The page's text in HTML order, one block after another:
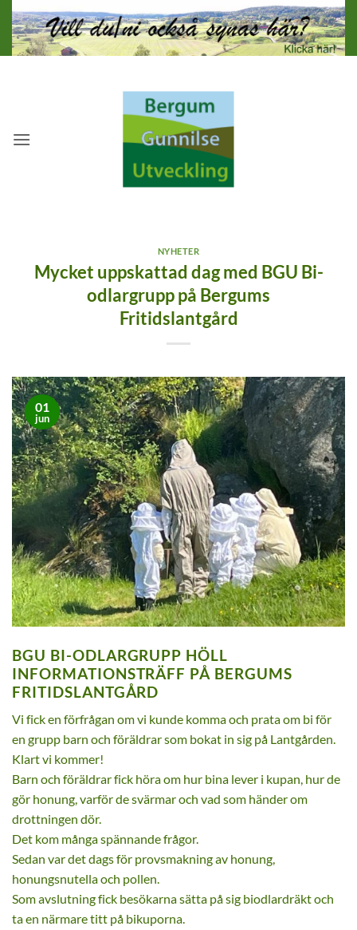
Skip
content
NYHETER
Mycket uppskattad dag med BGU Bi-
odlargrupp på Bergums
Fritidslantgård
01
jun
BGU BI-ODLARGRUPP HÖLL
INFORMATIONSTRÄFF PÅ BERGUMS
FRITIDSLANTGÅRD
Vi fick en förfrågan om vi kunde komma och prata om bi för
en grupp barn och föräldrar som bokat in sig på Lantgården.
Klart vi kommer!
Barn och föräldrar fick höra om hur bina lever i kupan, hur de
gör honung, varför de svärmar och vad som händer om
drottningen dör.
Det kom många spännande frågor.
Sedan var det dags för provsmakning av honung,
honungsnutella och pollen.
Som avslutning fick besökarna sätta på sig biodlardräkt och
ta en närmare titt på bikuporna.